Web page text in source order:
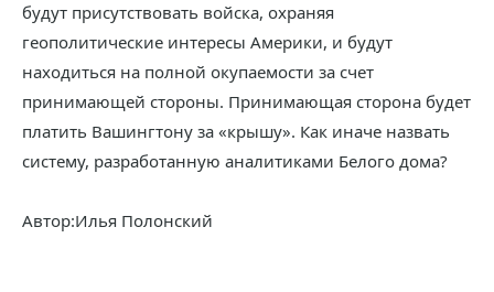
будут присутствовать войска, охраняя
геополитические интересы Америки, и будут
находиться на полной окупаемости за счет
принимающей стороны. Принимающая сторона будет
платить Вашингтону за «крышу». Как иначе назвать
систему, разработанную аналитиками Белого дома?
Автор:Илья Полонский